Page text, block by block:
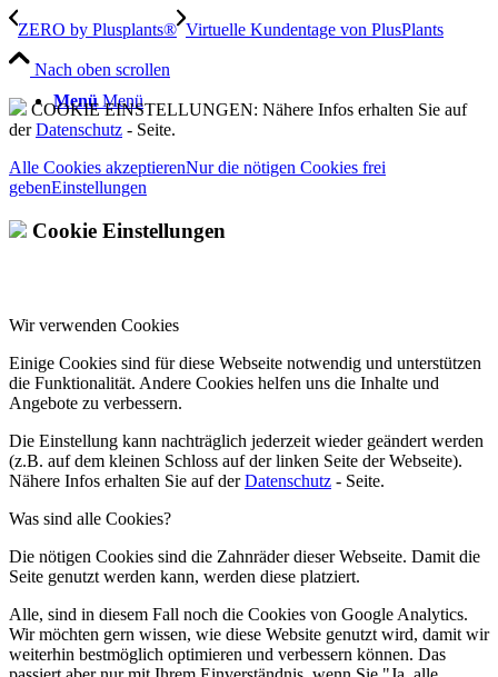
Menü Menü
ZERO by Plusplants® Virtuelle Kundentage von PlusPlants
Nach oben scrollen
COOKIE EINSTELLUNGEN: Nähere Infos erhalten Sie auf
derDatenschutz - Seite.
Alle Cookies akzeptierenNur die nötigen Cookies frei
gebenEinstellungen
Cookie Einstellungen
Wir verwenden Cookies
Einige Cookies sind für diese Webseite notwendig und unterstützen
die Funktionalität. Andere Cookies helfen uns die Inhalte und
Angebote zu verbessern.
Die Einstellung kann nachträglich jederzeit wieder geändert werden
(z.B. auf dem kleinen Schloss auf der linken Seite der Webseite).
Nähere Infos erhalten Sie auf derDatenschutz - Seite.
Was sind alle Cookies?
Die nötigen Cookies sind die Zahnräder dieser Webseite. Damit die
Seite genutzt werden kann, werden diese platziert.
Alle, sind in diesem Fall noch die Cookies von Google Analytics.
Wir möchten gern wissen, wie diese Website genutzt wird, damit wir
weiterhin bestmöglich optimieren und verbessern können. Das